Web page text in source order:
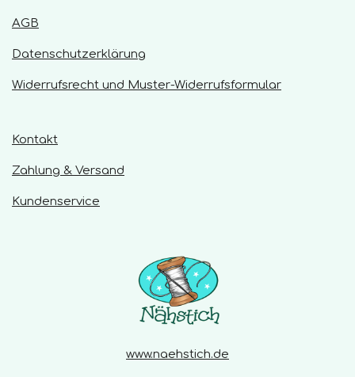
AGB
Datenschutzerklärung
Widerrufsrecht und Muster-Widerrufsformular
Kontakt
Zahlung & Versand
Kundenservice
www.naehstich.de